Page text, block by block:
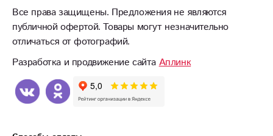
Все права защищены. Предложения не являются
публичной офертой. Товары могут незначительно
отличаться от фотографий.
Разработка и продвижение сайтаАплинк